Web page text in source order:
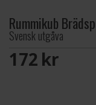
Rummikub
Svensk utgåva
172 SEK